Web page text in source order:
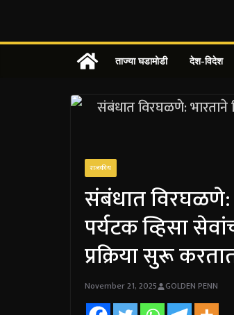
to
ताज्या घडामोडी देश-विदेश
राजकीय
संबंधात विरघळणे:
पर्यटक व्हिसा
प्रक्रिया सुरू
November 21, 2025 GOLDEN PENN